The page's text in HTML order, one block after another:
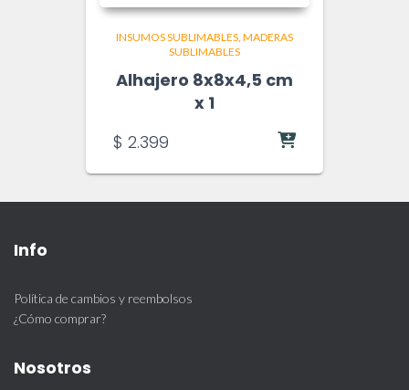
INSUMOS SUBLIMABLES MADERAS
SUBLIMABLES
Alhajero 8x8x4,5 cm
x 1
$ 2.399
Info
Política de cambios y reembolsos
¿Cómo comprar?
Nosotros